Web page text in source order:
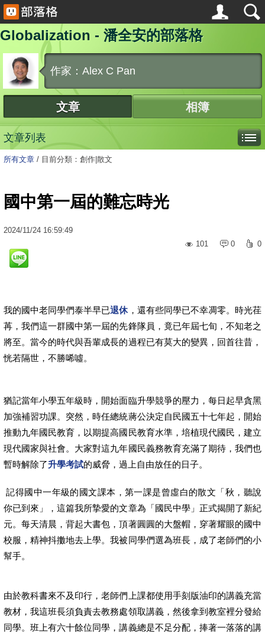
Globalization - 潘全安的部落格
作家：Alex C Pan
文章 相簿
文章列表
所有文章 / 目前分類：創作|散文
國中第一屆的難忘時光
2024/11/24 16:59:49
101
0 0
我的國中老同學們泰半早已退休，還有些同學已不幸凋零。時光荏
苒，我們這一群國中第一屆的先鋒隊員，竟已年屆七旬，不知老之
將至。當今的時代與吾輩成長的過程已有莫大的變異，回首往昔，
恍若隔世，不勝唏噓。
猶記當年小學五年級時，開始面臨升學競爭的壓力，每日起早貪黑
加強補習功課。突然，時任總統蔣公決定自民國五十七年起，開始
推動九年國民教育，以期提高國民教育水準，培植現代國民，建立
現代國家與社會。大家對這九年國民義務教育充滿了期待，我們也
暫時解除了升學考試的威脅，過上自由放任的日子。
記得國中一年級的國文課本，第一課是曾虛白的散文「秋，聽說
你已到來」，這篇我所摯愛的文章為「國民中學」正式揭開了新紀
元。每天清晨，背起大書包，頂著圓圓的大盤帽，穿著耀眼的國中
校服，精神抖擻地去上學。我被同學們選為班長，成了老師們的小
幫手。
由於教科書來不及印行，老師們上課都使用手刻版油印的講義充當
教材，我這班長須負責去教務處領取講義，然後拿到教室裡分發給
同學。班上有六十餘位同學，講義總是不足分配，捧著一落落的講